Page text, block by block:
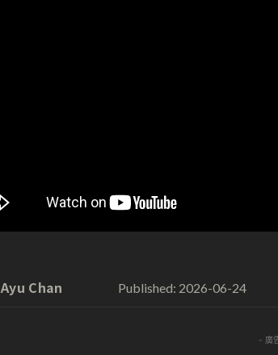
Ayu Chan Published: 2026-06-24
- 廣